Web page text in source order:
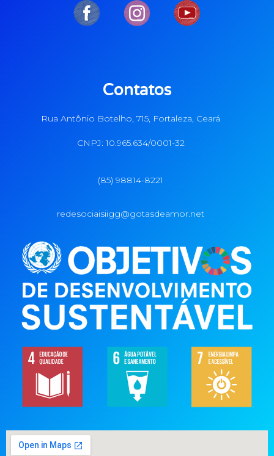
Contatos
Rua Antônio Botelho, 715, Fortaleza, Ceará
CNPJ: 10.965.634/0001-32
(85) 98814-8221
redesociaisiigg@gotasdeamor.net